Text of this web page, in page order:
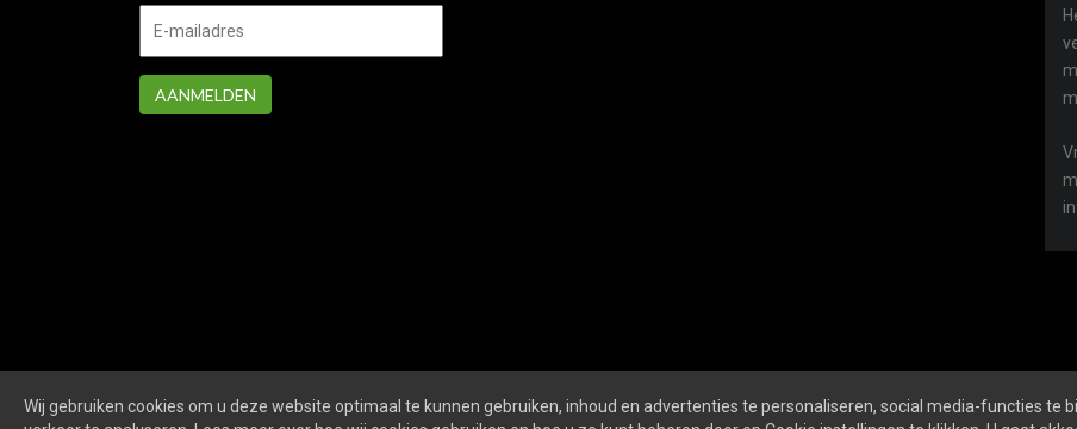
AANMELDEN
Wij gebruiken cookies om u deze website optimaal te kunnen gebruiken, inhoud en advertenties te personaliseren, social media-functies te